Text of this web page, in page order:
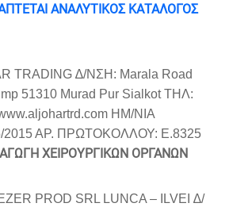
ΑΝΑΛΥΤΙΚΟΣ ΚΑΤΑΛΟΓΟΣ
TRADING ∆/ΝΣΗ: Marala Road
51310 Murad Pur Sialkot ΤΗΛ:
ΗΜ/ΝΙΑ
2015 ΑΡ. ΠΡΩΤΟΚΟΛΛΟΥ: Ε.8325
ΧΕΙΡΟΥΡΓΙΚΩΝ ΟΡΓΑΝΩΝ
PROD SRL LUNCA – ILVEI ∆/